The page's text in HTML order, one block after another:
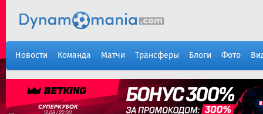
Новости Команда Матчи Трансферы Блоги Фото